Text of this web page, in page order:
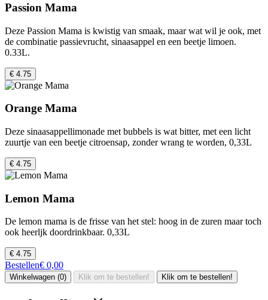
Passion Mama
Deze Passion Mama is kwistig van smaak, maar wat wil je ook, met
de combinatie passievrucht, sinaasappel en een beetje limoen.
0.33L.
€ 4.75
Orange Mama
Deze sinaasappellimonade met bubbels is wat bitter, met een licht
zuurtje van een beetje citroensap, zonder wrang te worden, 0,33L
€ 4.75
Lemon Mama
De lemon mama is de frisse van het stel: hoog in de zuren maar toch
ook heerljk doordrinkbaar. 0,33L
€ 4.75
Bestellen€ 0,00
Winkelwagen (0) Klik om te bestellen! Klik om te bestellen!